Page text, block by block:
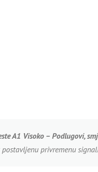
A1 Visoko – Podlugovi,
privremenu